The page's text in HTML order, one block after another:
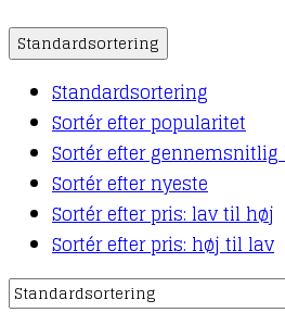
Standardsortering
Standardsortering
Sortér efter popularitet
Sortér efter
Sortér efter nyeste
Sortér efter pris: lav til høj
Sortér efter pris: høj til lav